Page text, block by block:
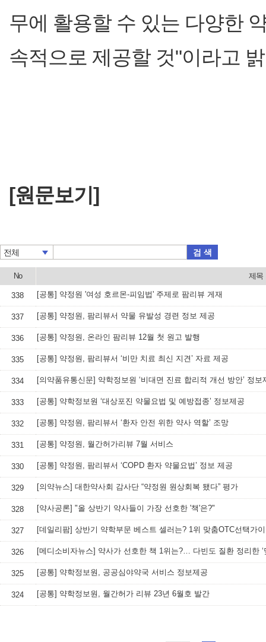
무에 활용할 수 있는 다양한
속적으로 제공할 것"이라고
[원문보기]
전체 검 색
No 제목
338 [공통] 약정원 '여성 호르몬-피임법' 주제로 팜리뷰 게재
337 [공통] 약정원, 팜리뷰서 약물 유발성 경련 정보 제공
336 [공통] 약정원, 온라인 팜리뷰 12월 첫 원고 발행
335 [공통] 약정원, 팜리뷰서 ‘비만 치료 최신 지견’ 자료 제공
334 [의약품유통신문] 약학정보원 ‘비대면 진료 합리적 개선 방안’ 정보
333 [공통] 약학정보원 ‘대상포진 약물요법 및 예방접종’ 정보제공
332 [공통] 약정원, 팜리뷰서 ‘환자 안전 위한 약사 역할’ 조망
331 [공통] 약정원, 월간허가리뷰 7월 서비스
330 [공통] 약정원, 팜리뷰서 ‘COPD 환자 약물요법’ 정보 제공
329 [의약뉴스] 대한약사회 감사단 “약정원 원상회복 됐다” 평가
328 [약사공론] "올 상반기 약사들이 가장 선호한 '책'은?"
327 [데일리팜] 상반기 약학부문 베스트 셀러는? 1위 맞춤OTC선택가
326
325 [공통] 약학정보원, 공공심야약국 서비스 정보제공
324 [공통] 약학정보원, 월간허가 리뷰 23년 6월호 발간